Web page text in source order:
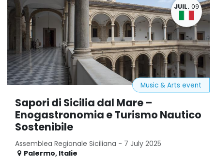
JUIL. 09
Sapori di Sicilia dal Mare –
Enogastronomia e Turismo Nautico
Sostenibile
Assemblea Regionale Siciliana - 7 July 2025
Music & Arts event
Palermo, Italie